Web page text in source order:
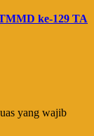
ke-129 TA
yang wajib